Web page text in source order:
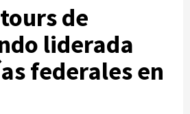
de
liderada
federales en